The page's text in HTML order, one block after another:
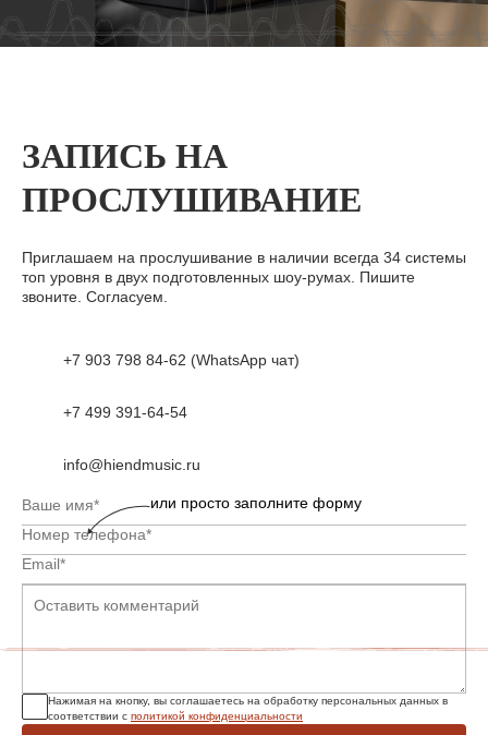
ЗАПИСЬ НА
ПРОСЛУШИВАНИЕ
Приглашаем на прослушивание в наличии всегда 34 системы
топ уровня в двух подготовленных шоу-румах. Пишите
звоните. Согласуем.
+7 903 798 84-62 (WhatsApp чат)
+7 499 391-64-54
info@hiendmusic.ru
Нажимая на кнопку, вы соглашаетесь на обработку персональных данных в
соответствии с политикой конфиденциальности
или просто заполните форму